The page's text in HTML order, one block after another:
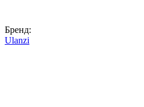
Бренд:
Ulanzi